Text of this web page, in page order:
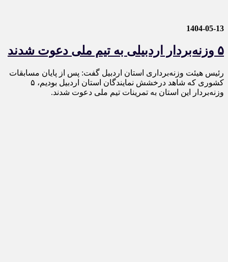
1404-05-13
۵ وزنه‌بردار اردبیلی به تیم ملی دعوت شدند
رئیس هیئت وزنه‌برداری استان اردبیل گفت: پس از پایان مسابقات
کشوری که شاهد درخشش نمایندگان استان اردبیل بودیم، ۵
وزنه‌بردار این استان به تمرینات تیم ملی دعوت شدند‌.